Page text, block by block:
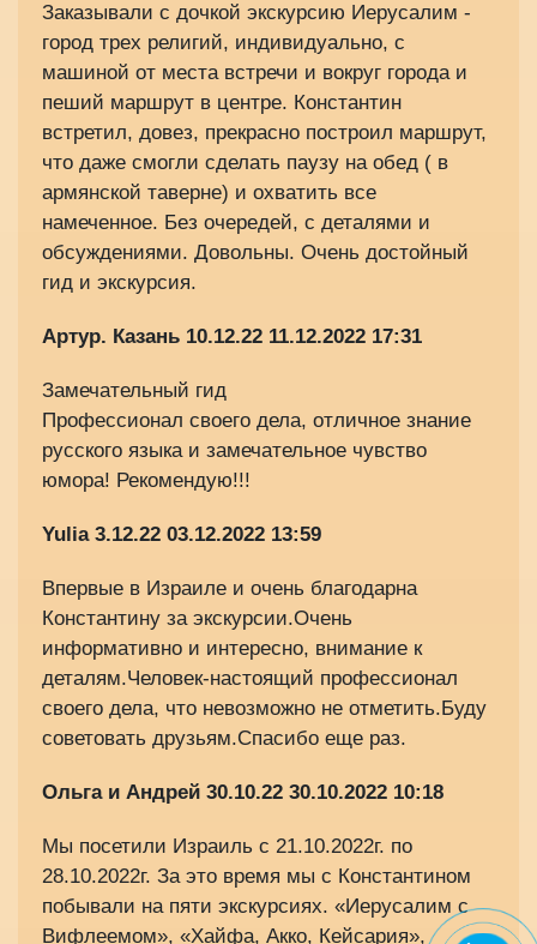
Заказывали с дочкой экскурсию Иерусалим -
город трех религий, индивидуально, с
машиной от места встречи и вокруг города и
пеший маршрут в центре. Константин
встретил, довез, прекрасно построил маршрут,
что даже смогли сделать паузу на обед ( в
армянской таверне) и охватить все
намеченное. Без очередей, с деталями и
обсуждениями. Довольны. Очень достойный
гид и экскурсия.
Артур. Казань 10.12.22 11.12.2022 17:31
Замечательный гид
Профессионал своего дела, отличное знание
русского языка и замечательное чувство
юмора! Рекомендую!!!
Yulia3.12.22 03.12.2022 13:59
Впервые в Израиле и очень благодарна
Константину за экскурсии.Очень
информативно и интересно, внимание к
деталям.Человек-настоящий профессионал
своего дела, что невозможно не отметить.Буду
советовать друзьям.Спасибо еще раз.
Ольга и Андрей 30.10.22 30.10.2022 10:18
Мы посетили Израиль с 21.10.2022г. по
28.10.2022г. За это время мы с Константином
побывали на пяти экскурсиях. «Иерусалим с
Вифлеемом», «Хайфа, Акко, Кейсария»,